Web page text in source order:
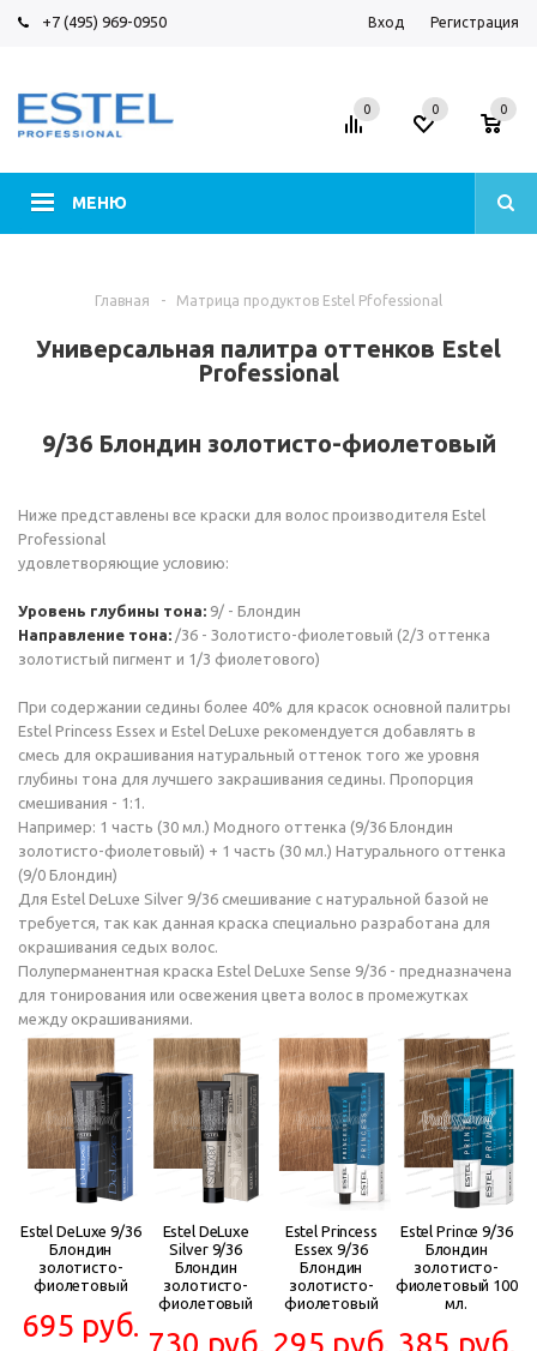
+7 (495) 969-0950 Вход Регистрация
МЕНЮ
0 0 0
Главная - Матрица продуктов Estel Pfofessional
Универсальная палитра оттенков Estel
Professional
9/36 Блондин золотисто-фиолетовый
Ниже представлены все краски для волос производителя Estel
Professional
удовлетворяющие условию:
Уровень глубины тона: 9/ - Блондин
Направление тона: /36 - Золотисто-фиолетовый (2/3 оттенка
золотистый пигмент и 1/3 фиолетового)
При содержании седины более 40% для красок основной палитры
Estel Princess Essex и Estel DeLuxe рекомендуется добавлять в
смесь для окрашивания натуральный оттенок того же уровня
глубины тона для лучшего закрашивания седины. Пропорция
смешивания - 1:1.
Например: 1 часть (30 мл.) Модного оттенка (9/36 Блондин
золотисто-фиолетовый) + 1 часть (30 мл.) Натурального оттенка
(9/0 Блондин)
Для Estel DeLuxe Silver 9/36 смешивание с натуральной базой не
требуется, так как данная краска специально разработана для
окрашивания седых волос.
Полуперманентная краска Estel DeLuxe Sense 9/36 - предназначена
для тонирования или освежения цвета волос в промежутках
между окрашиваниями.
Estel DeLuxe 9/36
Блондин
золотисто-
фиолетовый
695 руб.
Estel DeLuxe
Silver 9/36
Блондин
золотисто-
фиолетовый
730 руб.
Estel Princess
Essex 9/36
Блондин
золотисто-
фиолетовый
295 руб.
Estel Prince 9/36
Блондин
золотисто-
фиолетовый 100
мл.
385 руб.